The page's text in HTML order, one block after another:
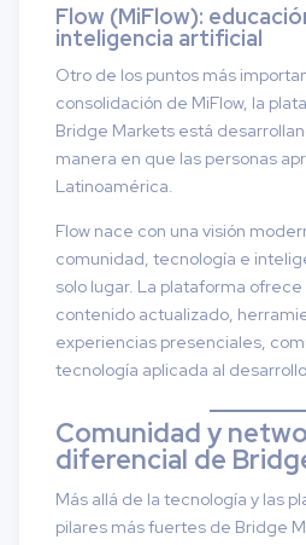
Flow (MiFlow):
inteligencia artificial
Otro de los puntos más
consolidación de MiFlow, la
Bridge Markets está
manera en que las personas
Latinoamérica.
Flow nace con una visión
comunidad, tecnología e
solo lugar. La plataforma
contenido actualizado,
experiencias presenciales,
tecnología aplicada al
Comunidad y
diferencial de
Más allá de la tecnología y las
pilares más fuertes de Bridge